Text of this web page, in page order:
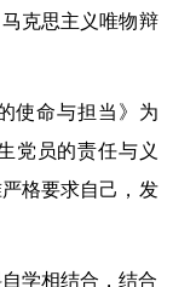
克思主义唯物辩
使命与担当》为
党员的责任与义
格要求自己，发
学相结合，结合